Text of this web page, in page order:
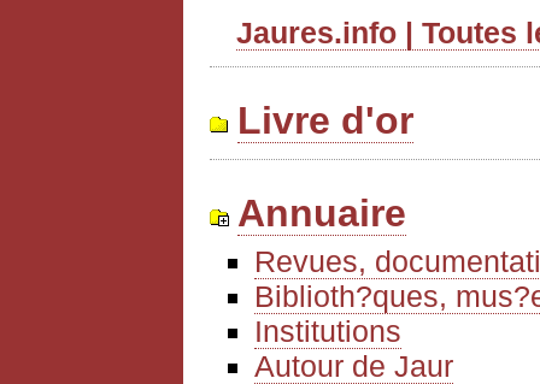
Jaures.info | Toutes
Livre d'or
Annuaire
Revues,
Biblioth?ques,
Institutions
Autour de Jaur